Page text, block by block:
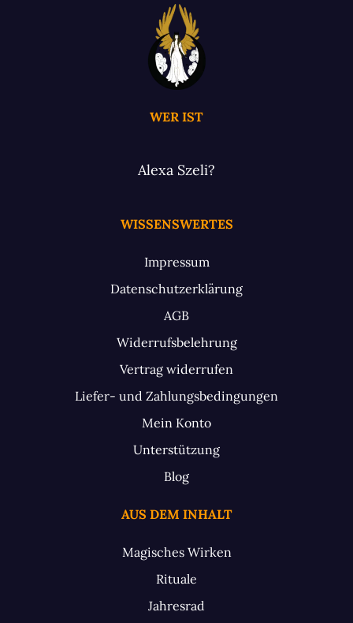
WER IST
Alexa Szeli?
WISSENSWERTES
Impressum
Datenschutzerklärung
AGB
Widerrufsbelehrung
Vertrag widerrufen
Liefer- und Zahlungsbedingungen
Mein Konto
Unterstützung
Blog
AUS DEM INHALT
Magisches Wirken
Rituale
Jahresrad